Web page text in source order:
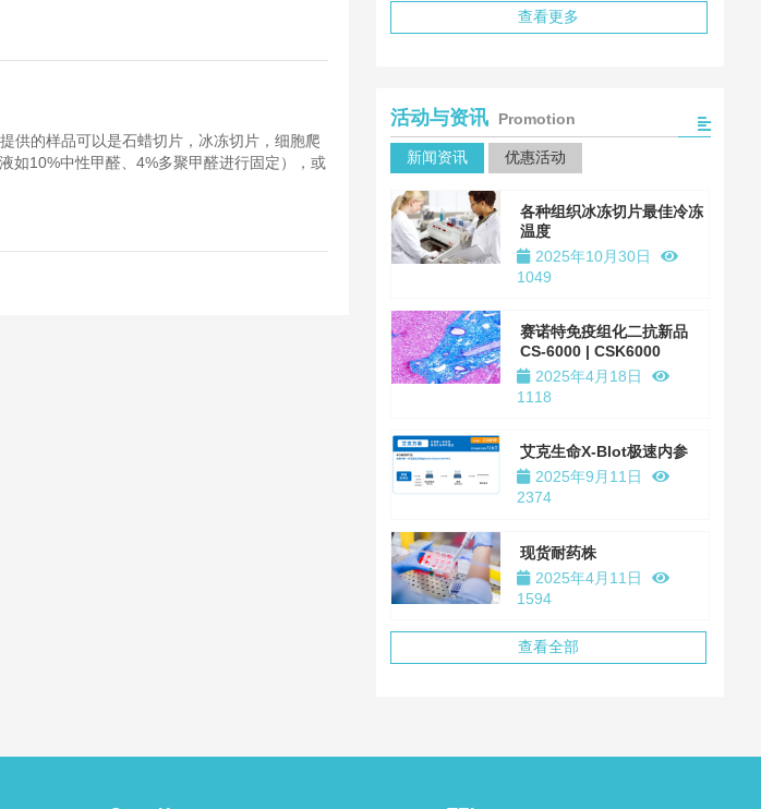
供的样品可以是石蜡切片，冰冻切片，细胞爬
如10%中性甲醛、4%多聚甲醛进行固定），或
查看更多
活动与资讯 Promotion
新闻资讯 优惠活动
各种组织冰冻切片最佳冷冻
温度
2025年10月30日
1049
赛诺特免疫组化二抗新品
CS-6000 | CSK6000
2025年4月18日
1118
艾克生命X-Blot极速内参
2025年9月11日
2374
现货耐药株
2025年4月11日
1594
查看全部